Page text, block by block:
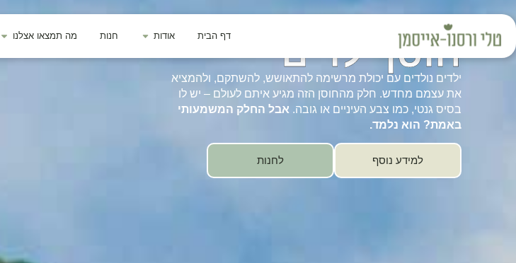
דף הבית אודות חנות מה תמצאו אצלנו חוסן ילדים
ילדים נולדים עם יכולת מרשימה להתאושש, להשתקם, ולהמציא
את עצמם מחדש. חלק מהחוסן הזה מגיע איתם לעולם – יש לו
בסיס גנטי, כמו צבע העיניים או גובה. אבל החלק המשמעותי
באמת? הוא נלמד.
למידע נוסף לחנות